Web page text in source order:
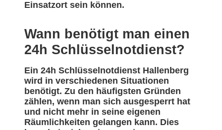
Einsatzort sein können.
Wann benötigt man einen
24h Schlüsselnotdienst?
Ein 24h Schlüsselnotdienst Hallenberg
wird in verschiedenen Situationen
benötigt. Zu den häufigsten Gründen
zählen, wenn man sich ausgesperrt hat
und nicht mehr in seine eigenen
Räumlichkeiten gelangen kann. Dies